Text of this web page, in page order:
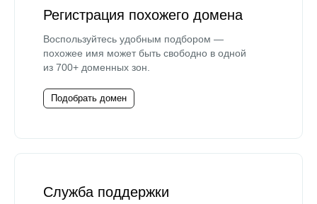
Регистрация похожего домена
Воспользуйтесь удобным подбором —
похожее имя может быть свободно в одной
из 700+ доменных зон.
Подобрать домен
Служба поддержки